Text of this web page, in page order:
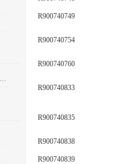
R900740749
R900740754
R900740760
R900740833
R900740835
R900740838
R900740839